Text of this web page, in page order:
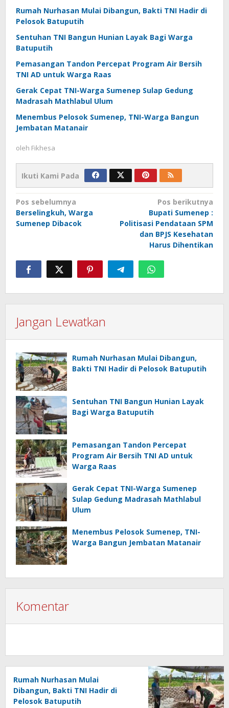
Rumah Nurhasan Mulai Dibangun, Bakti TNI Hadir di
Pelosok Batuputih
Sentuhan TNI Bangun Hunian Layak Bagi Warga
Batuputih
Pemasangan Tandon Percepat Program Air Bersih
TNI AD untuk Warga Raas
Gerak Cepat TNI-Warga Sumenep Sulap Gedung
Madrasah Mathlabul Ulum
Menembus Pelosok Sumenep, TNI-Warga Bangun
Jembatan Matanair
oleh Fikhesa
Ikuti Kami Pada
Navigasi
pos
Pos sebelumnya
Berselingkuh, Warga
Sumenep Dibacok
Pos berikutnya
Bupati Sumenep :
Politisasi Pendataan SPM
dan BPJS Kesehatan
Harus Dihentikan
Jangan Lewatkan
Rumah Nurhasan Mulai Dibangun,
Bakti TNI Hadir di Pelosok Batuputih
Sentuhan TNI Bangun Hunian Layak
Bagi Warga Batuputih
Pemasangan Tandon Percepat
Program Air Bersih TNI AD untuk
Warga Raas
Gerak Cepat TNI-Warga Sumenep
Sulap Gedung Madrasah Mathlabul
Ulum
Menembus Pelosok Sumenep, TNI-
Warga Bangun Jembatan Matanair
Komentar
Rumah Nurhasan Mulai
Dibangun, Bakti TNI Hadir di
Pelosok Batuputih